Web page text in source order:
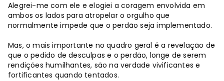
Alegrei-me com ele e elogiei a coragem envolvida em
ambos os lados para atropelar o orgulho que
normalmente impede que o perdão seja implementado.
Mas, o mais importante no quadro geral é a revelação de
que o pedido de desculpas e o perdão, longe de serem
rendições humilhantes, são na verdade vivificantes e
fortificantes quando tentados.